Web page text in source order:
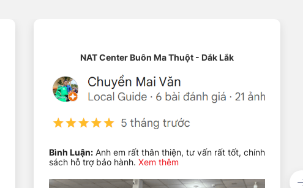
NAT Center Buôn Ma Thuột - Dắk Lắk
Bình Luận:Anh em rất thân thiện, tư vấn rất tốt, chính
sách hỗ trợ bảo hành. Xem thêm